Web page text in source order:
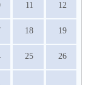
11 12
18 19
25 26